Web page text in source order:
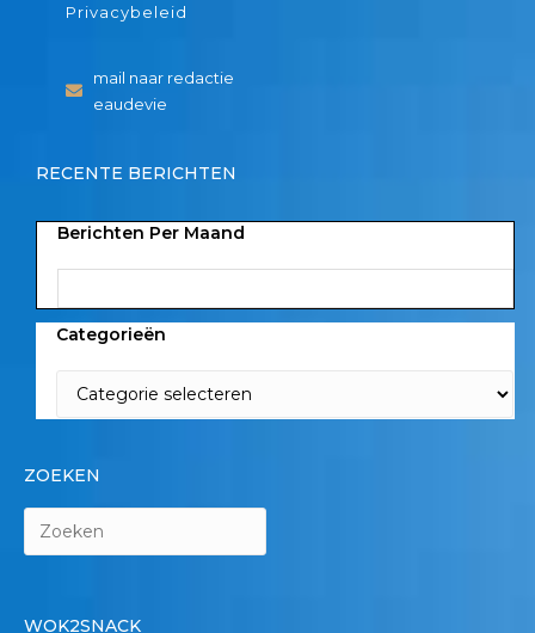
Privacybeleid
mail naar redactie
eaudevie
RECENTE BERICHTEN
Berichten Per Maand
Categorieën
ZOEKEN
WOK2SNACK